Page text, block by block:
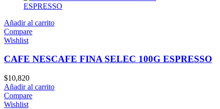
Añadir al carrito
Compare
Wishlist
CAFE NESCAFE FINA SELEC 100G ESPRESSO
$10,820
Añadir al carrito
Compare
Wishlist